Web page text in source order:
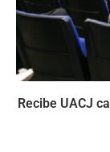
Recibe UACJ